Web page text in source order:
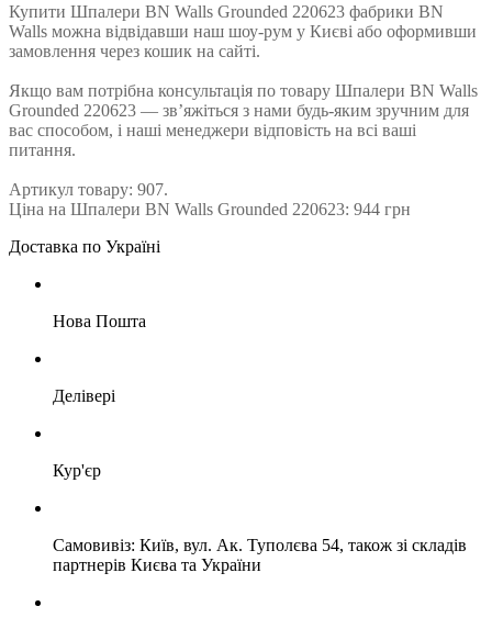
Купити Шпалери BN Walls Grounded 220623 фабрики BN
Walls можна відвідавши наш шоу-рум у Києві або оформивши
замовлення через кошик на сайті.
Якщо вам потрібна консультація по товару Шпалери BN Walls
Grounded 220623 — зв’яжіться з нами будь-яким зручним для
вас способом, і наші менеджери відповість на всі ваші
питання.
Артикул товару: 907.
Ціна на Шпалери BN Walls Grounded 220623: 944 грн
Доставка по Україні
Нова Пошта
Делівері
Кур'єр
Самовивіз: Київ, вул. Ак. Туполєва 54, також зі складів
партнерів Києва та України